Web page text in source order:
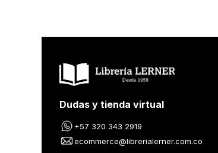
Dudas y tienda virtual
+57 320 343 2919
ecommerce@librerialerner.com.co